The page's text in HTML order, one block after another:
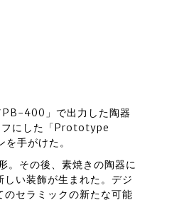
PB-400」で出力した陶器
フにした「Prototype
手がけた。
。その後、素焼きの陶器に
い装飾が生まれた。デジ
セラミックの新たな可能